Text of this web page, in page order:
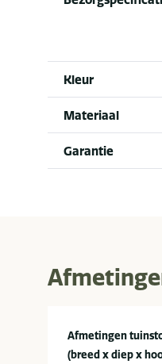
Kleur
Materiaal
Garantie
Afmetingen
(breed x diep x